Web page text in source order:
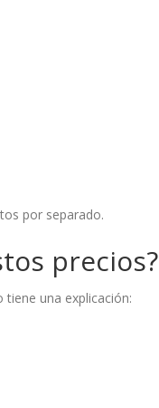
por separado.
precios?
una explicación: